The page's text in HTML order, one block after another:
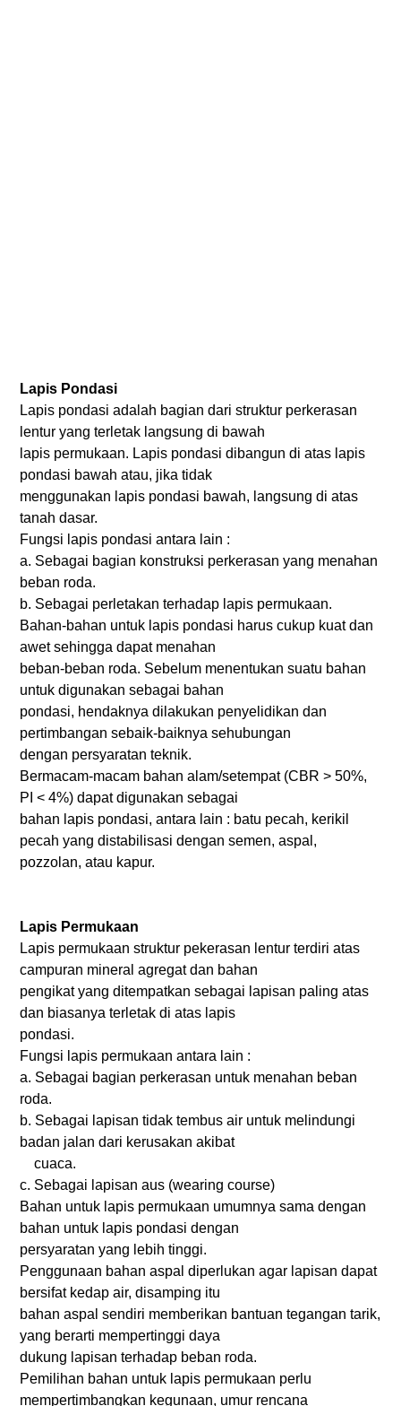
Lapis Pondasi
Lapis pondasi adalah bagian dari struktur perkerasan
lentur yang terletak langsung di bawah
lapis permukaan. Lapis pondasi dibangun di atas lapis
pondasi bawah atau, jika tidak
menggunakan lapis pondasi bawah, langsung di atas
tanah dasar.
Fungsi lapis pondasi antara lain :
a. Sebagai bagian konstruksi perkerasan yang menahan
beban roda.
b. Sebagai perletakan terhadap lapis permukaan.
Bahan-bahan untuk lapis pondasi harus cukup kuat dan
awet sehingga dapat menahan
beban-beban roda. Sebelum menentukan suatu bahan
untuk digunakan sebagai bahan
pondasi, hendaknya dilakukan penyelidikan dan
pertimbangan sebaik-baiknya sehubungan
dengan persyaratan teknik.
Bermacam-macam bahan alam/setempat (CBR > 50%,
PI < 4%) dapat digunakan sebagai
bahan lapis pondasi, antara lain : batu pecah, kerikil
pecah yang distabilisasi dengan semen, aspal,
pozzolan, atau kapur.
Lapis Permukaan
Lapis permukaan struktur pekerasan lentur terdiri atas
campuran mineral agregat dan bahan
pengikat yang ditempatkan sebagai lapisan paling atas
dan biasanya terletak di atas lapis
pondasi.
Fungsi lapis permukaan antara lain :
a. Sebagai bagian perkerasan untuk menahan beban
roda.
b. Sebagai lapisan tidak tembus air untuk melindungi
badan jalan dari kerusakan akibat
cuaca.
c. Sebagai lapisan aus (wearing course)
Bahan untuk lapis permukaan umumnya sama dengan
bahan untuk lapis pondasi dengan
persyaratan yang lebih tinggi.
Penggunaan bahan aspal diperlukan agar lapisan dapat
bersifat kedap air, disamping itu
bahan aspal sendiri memberikan bantuan tegangan tarik,
yang berarti mempertinggi daya
dukung lapisan terhadap beban roda.
Pemilihan bahan untuk lapis permukaan perlu
mempertimbangkan kegunaan, umur rencana